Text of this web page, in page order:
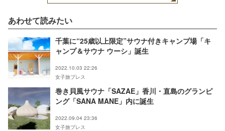
あわせて読みたい
千葉に“25歳以上限定”サウナ付きキャンプ場「キ
ャンプ＆サウナ ウーシ」誕生
2022.10.03 22:26
女子旅プレス
巻き貝風サウナ「SAZAE」香川・直島のグランピ
ング「SANA MANE」内に誕生
2022.09.04 23:36
女子旅プレス